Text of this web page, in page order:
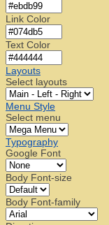
Link Color
Text Color
Layouts
Select layouts
Menu Style
Select menu
Typography
Google Font
Body Font-size
Body Font-family